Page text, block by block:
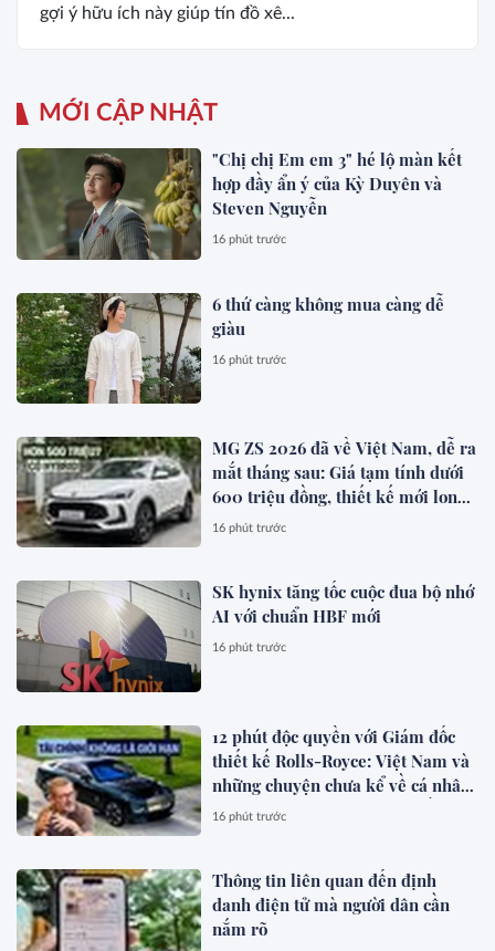
gợi ý hữu ích này giúp tín đồ xê...
MỚI CẬP NHẬT
"Chị chị Em em 3" hé lộ màn kết
hợp đầy ẩn ý của Kỳ Duyên và
Steven Nguyễn
16 phút trước
6 thứ càng không mua càng dễ
giàu
16 phút trước
MG ZS 2026 đã về Việt Nam, dễ ra
mắt tháng sau: Giá tạm tính dưới
600 triệu đồng, thiết kế mới long
lanh hơn, có hybrid, ADAS cạnh
16 phút trước
SK hynix tăng tốc cuộc đua bộ nhớ
AI với chuẩn HBF mới
16 phút trước
12 phút độc quyền với Giám đốc
thiết kế Rolls-Royce: Việt Nam và
những chuyện chưa kể về cá nhân
hóa cho giới siêu giàu toàn cầu
16 phút trước
Thông tin liên quan đến định
danh điện tử mà người dân cần
nắm rõ